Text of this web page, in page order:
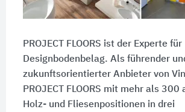
PROJECT FLOORS ist der Experte für
Designbodenbelag. Als führender
zukunftsorientierter Anbieter von
PROJECT FLOORS mit mehr als
Holz- und Fliesenpositionen in drei